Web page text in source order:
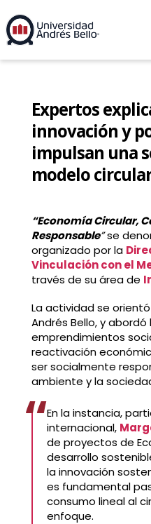
Expertos
innovación y
impulsan una
modelo
“Economía Circular,
Responsable”se
organizado por la
Vinculación con el
través de su área de
La actividad se
Andrés Bello, y
emprendimientos
reactivación
ser socialmente
ambiente y la
En la instancia,
internacional,
de proyectos de
desarrollo
la innovación
es fundamental
consumo lineal al
enfoque.